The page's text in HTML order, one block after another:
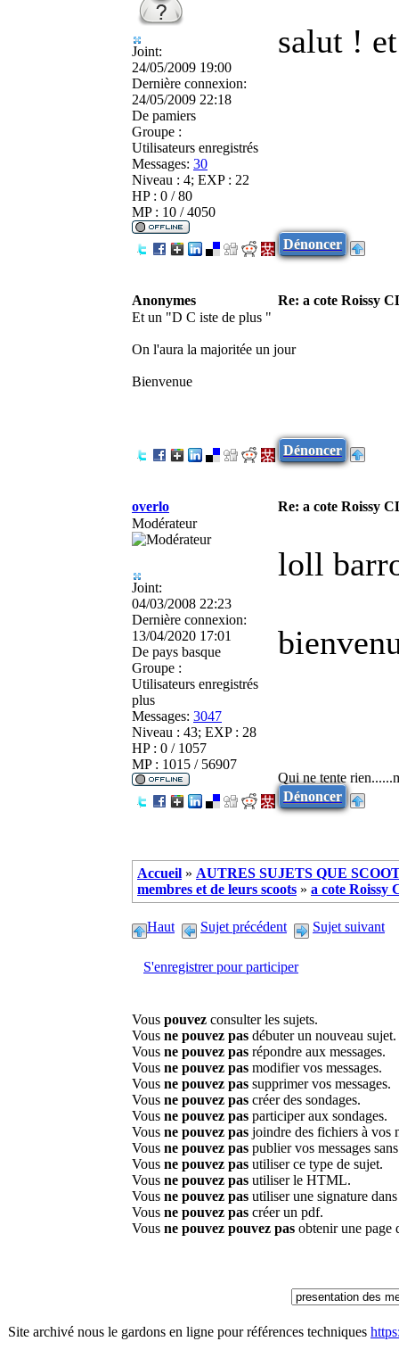
Joint:
24/05/2009 19:00
Dernière connexion:
24/05/2009 22:18
De pamiers
Groupe :
Utilisateurs enregistrés
Messages: 30
Niveau : 4; EXP : 22
HP : 0 / 80
MP : 10 / 4050
salut !
Dénoncer
Anonymes
Re: a cote Roissy
Et un "D C iste de plus "
On l'aura la majoritée un jour
Bienvenue
Dénoncer
overlo
Re: a cote Roissy
Modérateur
Joint:
04/03/2008 22:23
Dernière connexion:
13/04/2020 17:01
De pays basque
Groupe :
Utilisateurs enregistrés
plus
Messages: 3047
Niveau : 43; EXP : 28
HP : 0 / 1057
MP : 1015 / 56907
loll
Qui ne tente
Dénoncer
Accueil » AUTRES SUJETS QUE
membres et de leurs scoots » a cote Roissy
Haut Sujet précédent Sujet suivant
S'enregistrer pour participer
Vous pouvez consulter les sujets.
Vous ne pouvez pas débuter un nouveau sujet.
Vous ne pouvez pas répondre aux messages.
Vous ne pouvez pas modifier vos messages.
Vous ne pouvez pas supprimer vos messages.
Vous ne pouvez pas créer des sondages.
Vous ne pouvez pas participer aux sondages.
Vous ne pouvez pas joindre des fichiers à vos
Vous ne pouvez pas publier vos messages
Vous ne pouvez pas utiliser ce type de sujet.
Vous ne pouvez pas utiliser le HTML.
Vous ne pouvez pas utiliser une signature
Vous ne pouvez pas créer un pdf.
Vous ne pouvez pouvez pas obtenir une page
Site archivé nous le gardons en ligne pour références techniques